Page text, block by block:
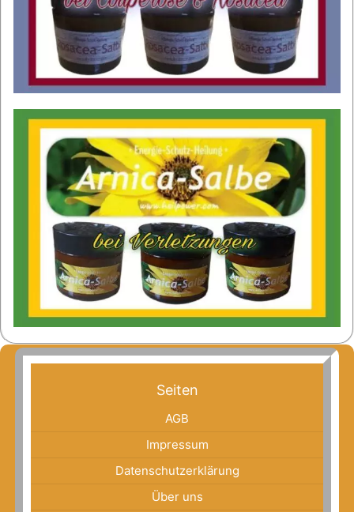
Seiten
AGB
Impressum
Datenschutzerklärung
Über uns